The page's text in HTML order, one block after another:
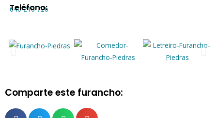
640 210 726
Teléfono:
Comparte este furancho: